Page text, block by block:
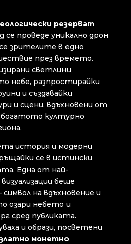
резерват
се проведе уникално дрон
зрителите в едно
през времето.
светлини
небе, разпростирайки
и създавайки
и сцени, вдъхновени от
богатото културно
история и модерни
се в истински
Една от най-
беше
символ на вдъхновение и
озари небето и
сред публиката.
и образи, посветени
монетно